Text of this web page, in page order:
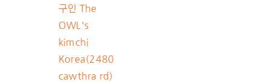
구인 The
OWL's
kimchi
Korea(2480
cawthra rd)